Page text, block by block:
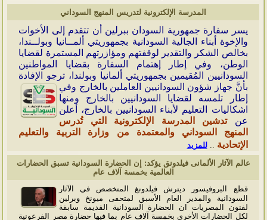
المدرسة الإلكترونية لتدريس المنهج السوداني
يسر سفارة جمهورية السودان ببرلين أن تتقدم إلى الأخوات
والإخوة أبناء الجالية السودانية بجمهوريتي ألمــانيا وبولــندا،
بخالص الشكر والتقدير لوقفتهم ومؤازرتهم المستمرة لقضايا
الوطن، وفي إطار إهتمام السفارة بقضايا المواطنين
السودانيين المُقيمين بجمهوريتي ألمانيا وبولندا، ترجو الإفادة
بأنَّ جهاز شؤون السودانيين العاملين بالخارج وفي
إطار تلمسه لقضايا السودانيين بالخارج ومنها
اشكاليات التعليم لأبناء السودانيين بالخارج، أعلن
عنتدشين المدرسة الإلكترونية التي تُدرس
المنهج السوداني والمعتمدة من وزارة التربية والتعليم
الإتحادية ..للمزيد
عالم الآثار الألمانى فيلدونق يؤكد: إن الحضارة السودانية تسبق الحضارات
العالمية بخمسة آلاف عام
قطع البروفيسور ديترش فيلدونغ المتخصص فى الآثار
السودانية والمدير العام الأسبق لمتحفى ميونخ وبرلين
لفنون المصريات ان الحضارة السودانية القديمة سابقة
لكل الحضارات الأخرى بخمسة آلاف عام بما فيها حضارة مصر الفرعونية